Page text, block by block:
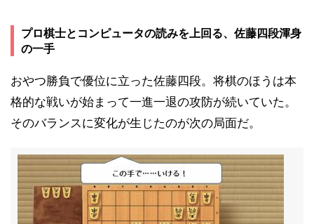
プロ棋士とコンピュータの読みを上回る、佐藤四段渾身
の一手
おやつ勝負で優位に立った佐藤四段。将棋のほうは本
格的な戦いが始まって一進一退の攻防が続いていた。
そのバランスに変化が生じたのが次の局面だ。